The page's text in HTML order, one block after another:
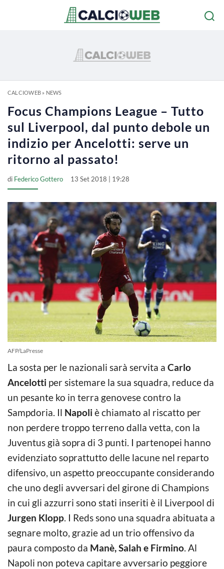
CALCIOWEB» NEWS
Focus Champions League – Tutto
sul Liverpool, dal punto debole un
indizio per Ancelotti: serve un
ritorno al passato!
di Federico Gottero 13 Set 2018 | 19:28
AFP/LaPresse
La sosta per le nazionali sarà servita a Carlo
Ancelotti per sistemare la sua squadra, reduce da
un pesante ko in terra genovese contro la
Sampdoria. Il Napoli è chiamato al riscatto per
non perdere troppo terreno dalla vetta, con la
Juventus già sopra di 3 punti. I partenopei hanno
evidenziato soprattutto delle lacune nel reparto
difensivo, un aspetto preoccupante considerando
che uno degli avversari del girone di Champions
in cui gli azzurri sono stati inseriti è il Liverpool di
Jurgen Klopp. I Reds sono una squadra abituata a
segnare molto, grazie ad un trio offensivo da
paura composto da Manè, Salah e Firmino. Al
Napoli non poteva capitare avversario peggiore